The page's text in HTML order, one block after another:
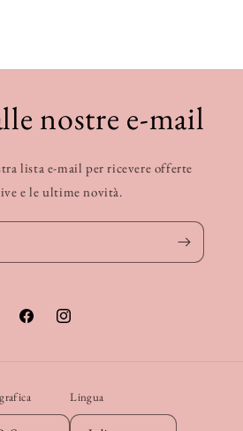
nostre e-mail
lista e-mail per ricevere offerte
e le ultime novità.
FacebookInstagram
Lingua